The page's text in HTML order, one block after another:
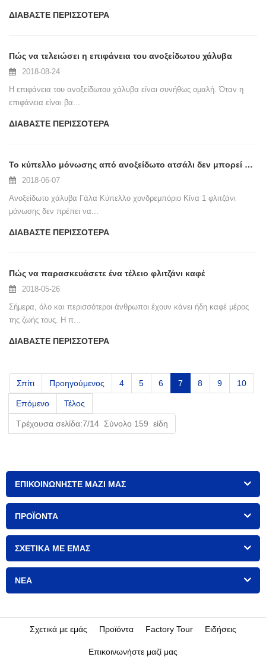
ΔΙΑΒΆΣΤΕ ΠΕΡΙΣΣΌΤΕΡΑ
Πώς να τελειώσει η επιφάνεια του ανοξείδωτου χάλυβα
2018-08-24
Η επιφάνεια του ανοξείδωτου χάλυβα είναι συνήθως ομαλή. Όταν η
επιφάνεια είναι βα...
ΔΙΑΒΆΣΤΕ ΠΕΡΙΣΣΌΤΕΡΑ
Το κύπελλο μόνωσης από ανοξείδωτο ατσάλι δεν μπορεί να κρατήσει τέσσερα ποτά
2018-06-07
Ανοξείδωτο χάλυβα Γάλα Κύπελλο χονδρεμπόριο Κίνα 1 φλιτζάνι
μόνωσης δεν πρέπει να...
ΔΙΑΒΆΣΤΕ ΠΕΡΙΣΣΌΤΕΡΑ
Πώς να παρασκευάσετε ένα τέλειο φλιτζάνι καφέ
2018-05-26
Σήμερα, όλο και περισσότεροι άνθρωποι έχουν κάνει ήδη καφέ μέρος
της ζωής τους. Η π...
ΔΙΑΒΆΣΤΕ ΠΕΡΙΣΣΌΤΕΡΑ
Σπίτι Προηγούμενος 4 5 6 7 8 9 10
Επόμενο Τέλος
Τρέχουσα σελίδα:7/14 Σύνολο 159 είδη
ΕΠΙΚΟΙΝΩΝΉΣΤΕ ΜΑΖΊ ΜΑΣ
ΠΡΟΪΌΝΤΑ
ΣΧΕΤΙΚΆ ΜΕ ΕΜΆΣ
ΝΈΑ
Σχετικά με εμάς Προϊόντα Factory Tour Ειδήσεις
Επικοινωνήστε μαζί μας